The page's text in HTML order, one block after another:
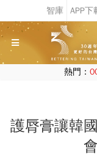
熱門：
護脣膏讓韓